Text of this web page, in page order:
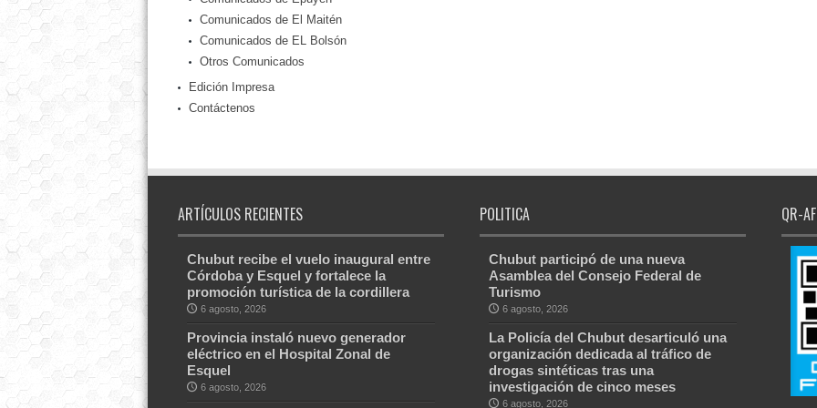
Comunicados de El Maitén
Comunicados de EL Bolsón
Otros Comunicados
Edición Impresa
Contáctenos
ARTÍCULOS RECIENTES
Chubut recibe el vuelo inaugural entre
Córdoba y Esquel y fortalece la
promoción turística de la cordillera
6 agosto, 2026
Provincia instaló nuevo generador
eléctrico en el Hospital Zonal de
Esquel
6 agosto, 2026
POLITICA
Chubut participó de una nueva
Asamblea del Consejo Federal de
Turismo
6 agosto, 2026
La Policía del Chubut desarticuló una
organización dedicada al tráfico de
drogas sintéticas tras una
investigación de cinco meses
6 agosto, 2026
QR-